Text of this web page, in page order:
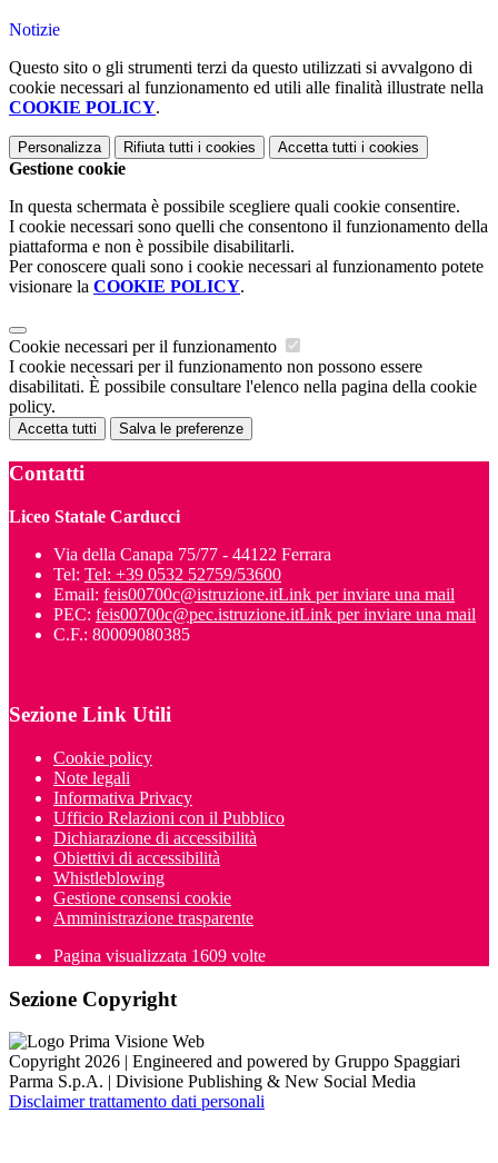
Notizie
Questo sito o gli strumenti terzi da questo utilizzati si avvalgono di
cookie necessari al funzionamento ed utili alle finalità illustrate nella
COOKIE POLICY.
Personalizza Rifiuta tutti i cookies Accetta tutti i cookies
Gestione cookie
In questa schermata è possibile scegliere quali cookie consentire.
I cookie necessari sono quelli che consentono il funzionamento della
piattaforma e non è possibile disabilitarli.
Per conoscere quali sono i cookie necessari al funzionamento potete
visionare la COOKIE POLICY.
Cookie necessari per il funzionamento
I cookie necessari per il funzionamento non possono essere
disabilitati. È possibile consultare l'elenco nella pagina della cookie
policy.
Accetta tutti Salva le preferenze
Contatti
Liceo Statale Carducci
Via della Canapa 75/77 - 44122 Ferrara
Tel: Tel: +39 0532 52759/53600
Email: feis00700c@istruzione.itLink per inviare una mail
PEC: feis00700c@pec.istruzione.itLink per inviare una mail
C.F.: 80009080385
Sezione Link Utili
Cookie policy
Note legali
Informativa Privacy
Ufficio Relazioni con il Pubblico
Dichiarazione di accessibilità
Obiettivi di accessibilità
Whistleblowing
Gestione consensi cookie
Amministrazione trasparente
Pagina visualizzata 1609 volte
Sezione Copyright
Copyright 2026 | Engineered and powered by Gruppo Spaggiari
Parma S.p.A. | Divisione Publishing & New Social Media
Disclaimer trattamento dati personali